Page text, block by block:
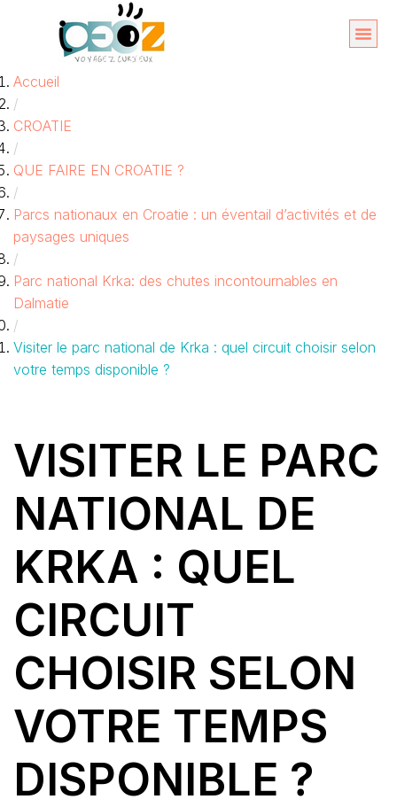
contenu
Accueil
/
CROATIE
/
QUE FAIRE EN CROATIE ?
/
Parcs nationaux en Croatie : un éventail d’activités et de
paysages uniques
/
Parc national Krka: des chutes incontournables en
Dalmatie
/
Visiter le parc national de Krka : quel circuit choisir selon
votre temps disponible ?
VISITER LE PARC
NATIONAL DE
KRKA : QUEL
CIRCUIT
CHOISIR SELON
VOTRE TEMPS
DISPONIBLE ?